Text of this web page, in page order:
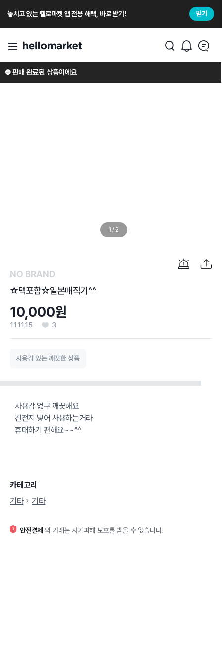
놓치고 있는 헬로마켓 앱 전용 해택, 바로 받기! 받기
1 / 2
⛔️ 판매 완료된 상품이에요
NO BRAND
☆택포함☆일본매직기^^
10,000원
11.11.15 3
사용감 있는 깨끗한 상품
사용감 없구 깨끗해요
건전지 넣어 사용하는거라
휴대하기 편해요~~^^
카테고리
기타
기타
안전결제 외 거래는 사기피해 보호를 받을 수 없습니다.